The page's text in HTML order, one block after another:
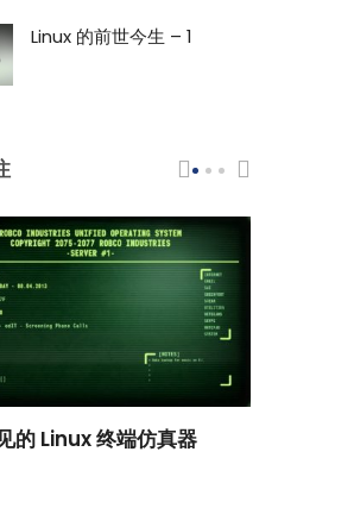
Linux 的前世今生 – 1
的 Linux 终端仿真器